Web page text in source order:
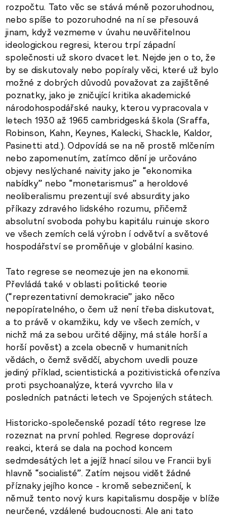
rozpočtu. Tato věc se stává méně pozoruhodnou,
nebo spíše to pozoruhodné na ní se přesouvá
jinam, když vezmeme v úvahu neuvěřitelnou
ideologickou regresi, kterou trpí západní
společnosti už skoro dvacet let. Nejde jen o to, že
by se diskutovaly nebo popíraly věci, které už bylo
možné z dobrých důvodů považovat za zajištěné
poznatky, jako je zničující kritika akademické
národohospodářské nauky, kterou vypracovala v
letech 1930 až 1965 cambridgeská škola (Sraffa,
Robinson, Kahn, Keynes, Kalecki, Shackle, Kaldor,
Pasinetti atd.). Odpovídá se na ně prostě mlčením
nebo zapomenutím, zatímco dění je určováno
objevy neslýchané naivity jako je “ekonomika
nabídky” nebo “monetarismus” a heroldové
neoliberalismu prezentují své absurdity jako
příkazy zdravého lidského rozumu, přičemž
absolutní svoboda pohybu kapitálu ruinuje skoro
ve všech zemích celá výrobn í odvětví a světové
hospodářství se proměňuje v globální kasino.
Tato regrese se neomezuje jen na ekonomii.
Převládá také v oblasti politické teorie
(“reprezentativní demokracie” jako něco
nepopíratelného, o čem už není třeba diskutovat,
a to právě v okamžiku, kdy ve všech zemích, v
nichž má za sebou určité dějiny, má stále horší a
horší pověst) a zcela obecně v humanitních
vědách, o čemž svědčí, abychom uvedli pouze
jediný příklad, scientistická a pozitivistická ofenzíva
proti psychoanalýze, která vyvrcho lila v
posledních patnácti letech ve Spojených státech.
Historicko-společenské pozadí této regrese lze
rozeznat na první pohled. Regrese doprovází
reakci, která se dala na pochod koncem
sedmdesátých let a jejíž hnací silou ve Francii byli
hlavně “socialisté”. Zatím nejsou vidět žádné
příznaky jejího konce - kromě sebezničení, k
němuž tento nový kurs kapitalismu dospěje v blíže
neurčené, vzdálené budoucnosti. Ale ani tato